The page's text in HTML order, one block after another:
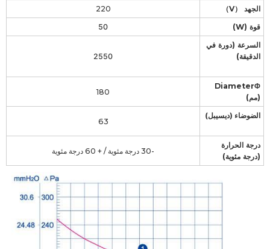
الجهد （V）
220
قوة (W)
50
السرعة (دورة في
الدقيقة)
2550
DiameterΦ
(مم)
180
الضوضاء (ديسيبل)
63
درجة الحرارة
(درجة مئوية)
-30 درجة مئوية / + 60 درجة مئوية